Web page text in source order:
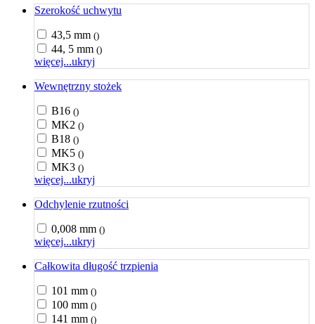
Szerokość uchwytu
43,5 mm ()
44, 5 mm ()
więcej...ukryj
Wewnętrzny stożek
B16 ()
MK2 ()
B18 ()
MK5 ()
MK3 ()
więcej...ukryj
Odchylenie rzutności
0,008 mm ()
więcej...ukryj
Całkowita długość trzpienia
101 mm ()
100 mm ()
141 mm ()